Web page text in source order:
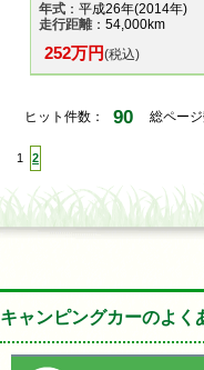
年式 ：平成26年(2014年)
走行距離：54,000km
252万円(税込)
ヒット件数： 90 総ページ
1 2
キャンピングカーのよく